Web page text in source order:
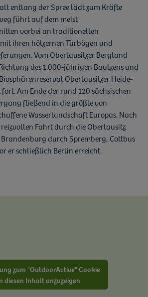
entlang der Spree lädt zum Kräfte
führt auf dem meist
vorbei an traditionellen
ihren hölzernen Türbögen und
Vom Oberlausitzer Bergland
des 1.000-jährigen Bautzens und
Oberlausitzer Heide-
Am Ende der rund 120 sächsischen
fließend in die größte von
Wasserlandschaft Europas. Nach
Fahrt durch die Oberlausitz
durch Spremberg, Cottbus
er schließlich Berlin erreicht.
zum "OutdoorActive" Cookie
diesen Inhalt anzuzeigen